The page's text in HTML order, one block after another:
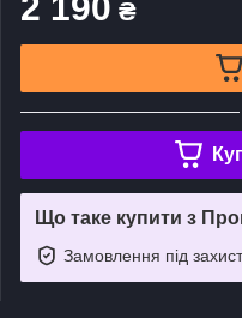
₴
Що таке купити з
Замовлення під